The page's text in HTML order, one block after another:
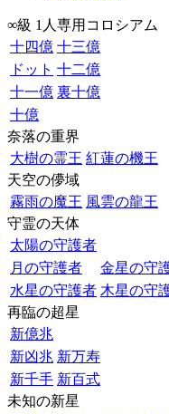
∞級 1人専用コロシアム
十四億 十三億
ドット 十二億
十一億 裏十億
十億
奈落の重界
大樹の霊王 紅蓮の機王
天空の儚域
霧雨の魔王 風雲の龍王
守霊の天体
太陽の守護者
月の守護者
金星の守
水星の守護者 木星の守
再臨の超星
新億兆
新凶兆 新万寿
新千手 新百式
未知の新星